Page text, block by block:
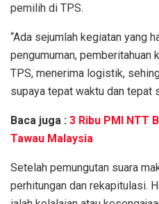
pemilih di TPS.
“Ada sejumlah kegiatan yang
pengumuman, pemberitahuan
TPS, menerima logistik,
supaya tepat waktu dan tepat
Baca juga : 3 Ribu PMI NTT
Tawau Malaysia
Setelah pemungutan suara
perhitungan dan rekapitulasi.